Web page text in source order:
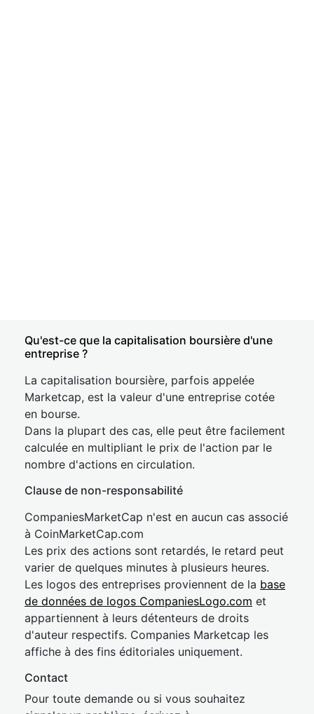
Qu'est-ce que la capitalisation boursière d'une
entreprise ?
La capitalisation boursière, parfois appelée
Marketcap, est la valeur d'une entreprise cotée
en bourse.
Dans la plupart des cas, elle peut être facilement
calculée en multipliant le prix de l'action par le
nombre d'actions en circulation.
Clause de non-responsabilité
CompaniesMarketCap n'est en aucun cas associé
à CoinMarketCap.com
Les prix des actions sont retardés, le retard peut
varier de quelques minutes à plusieurs heures.
Les logos des entreprises proviennent de la base
de données de logos CompaniesLogo.com et
appartiennent à leurs détenteurs de droits
d'auteur respectifs. Companies Marketcap les
affiche à des fins éditoriales uniquement.
Contact
Pour toute demande ou si vous souhaitez